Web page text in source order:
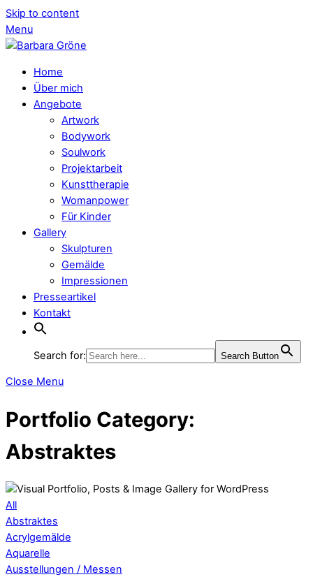
Skip to content
Menu
Home
Über mich
Angebote
Artwork
Bodywork
Soulwork
Projektarbeit
Kunsttherapie
Womanpower
Für Kinder
Gallery
Skulpturen
Gemälde
Impressionen
Presseartikel
Kontakt
Search for: Search Button
Close Menu
Portfolio Category:
Abstraktes
All
Abstraktes
Acrylgemälde
Aquarelle
Ausstellungen / Messen